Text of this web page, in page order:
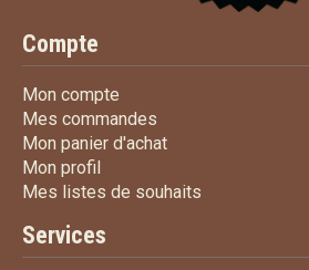
Compte
Mon compte
Mes commandes
Mon panier d'achatMon panier d'achat
Mon profil
Mes listes de souhaits
Services